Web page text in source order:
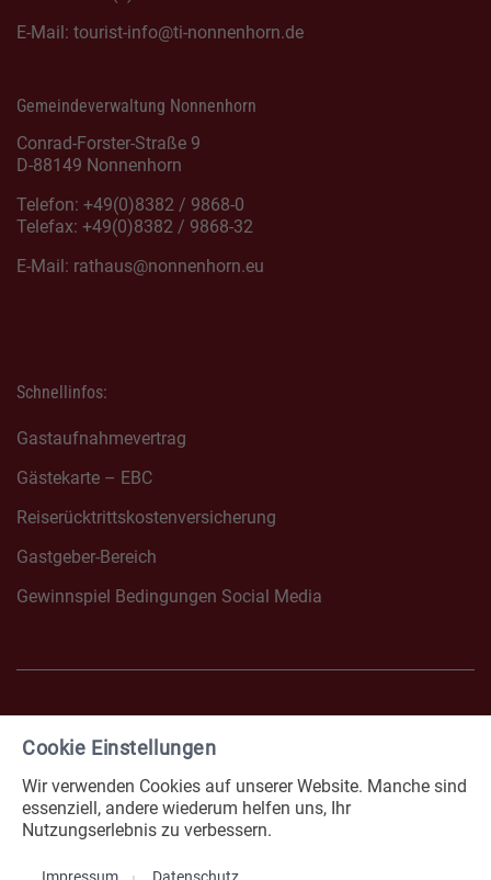
E-Mail: tourist-info@ti-nonnenhorn.de
Gemeindeverwaltung Nonnenhorn
Conrad-Forster-Straße 9
D-88149 Nonnenhorn
Telefon: +49(0)8382 / 9868-0
Telefax: +49(0)8382 / 9868-32
E-Mail: rathaus@nonnenhorn.eu
Schnellinfos:
Gastaufnahmevertrag
Gästekarte – EBC
Reiserücktrittskostenversicherung
Gastgeber-Bereich
Gewinnspiel Bedingungen Social Media
FACEBOOK NONNENHORN
Impressum
Datenschutz
Cookie Einstellungen
Wir verwenden Cookies auf unserer Website. Manche sind
essenziell, andere wiederum helfen uns, Ihr
Nutzungserlebnis zu verbessern.